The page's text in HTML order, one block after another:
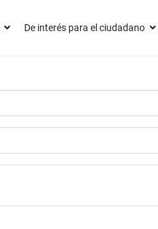
De interés para el ciudadano